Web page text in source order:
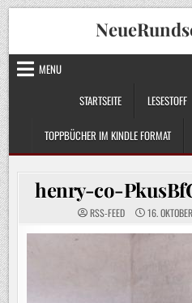
Skip
to
content
MENU
STARTSEITE
LESESTOFF
TOPPBÜCHER IM KINDLE FORMAT
henry-co-
RSS-FEED 16.